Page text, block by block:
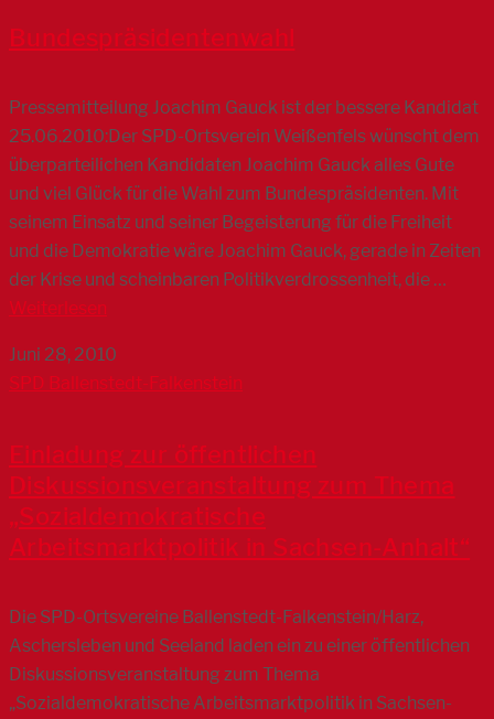
Bundespräsidentenwahl
Pressemitteilung Joachim Gauck ist der bessere Kandidat
25.06.2010:Der SPD-Ortsverein Weißenfels wünscht dem
überparteilichen Kandidaten Joachim Gauck alles Gute
und viel Glück für die Wahl zum Bundespräsidenten. Mit
seinem Einsatz und seiner Begeisterung für die Freiheit
und die Demokratie wäre Joachim Gauck, gerade in Zeiten
der Krise und scheinbaren Politikverdrossenheit, die …
Weiterlesen
Juni 28, 2010
SPD Ballenstedt-Falkenstein
Einladung zur öffentlichen
Diskussionsveranstaltung zum Thema
„Sozialdemokratische
Arbeitsmarktpolitik in Sachsen-Anhalt“
Die SPD-Ortsvereine Ballenstedt-Falkenstein/Harz,
Aschersleben und Seeland laden ein zu einer öffentlichen
Diskussionsveranstaltung zum Thema
„Sozialdemokratische Arbeitsmarktpolitik in Sachsen-